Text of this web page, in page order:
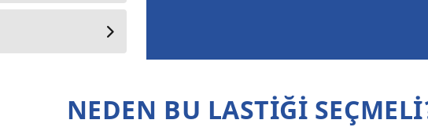
NEDEN BU LASTİĞİ